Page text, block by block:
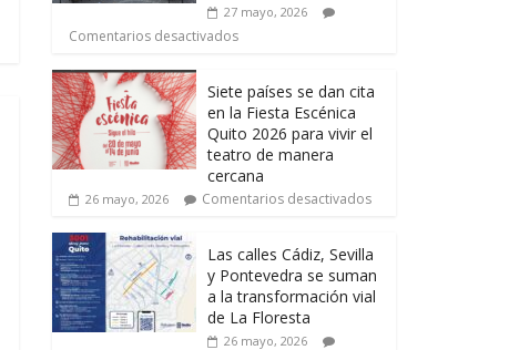
27 mayo, 2026
Comentarios desactivados
Siete países se dan cita
en la Fiesta Escénica
Quito 2026 para vivir el
teatro de manera
cercana
26 mayo, 2026 Comentarios desactivados
Las calles Cádiz, Sevilla
y Pontevedra se suman
a la transformación vial
de La Floresta
26 mayo, 2026